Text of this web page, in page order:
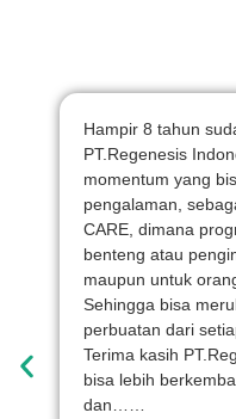
Hampir 8 tahun
PT.Regenesis
momentum yang
pengalaman,
CARE, dimana
benteng atau
maupun untuk
Sehingga bisa
perbuatan dari
Terima kasih
bisa lebih
dan……